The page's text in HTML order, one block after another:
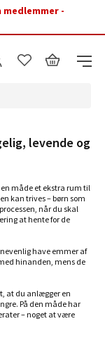
-
levende og
måde et ekstra rum til
kan trives – børn som
når du skal
at hente for de
have emmer af
hinanden, mens de
at du anlægger en
På den måde har
– noget at være